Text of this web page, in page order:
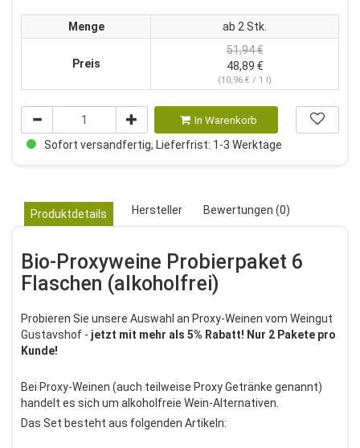
Menge ab 2 Stk.
Preis
51,94 €
48,89 €
(10,96 € / 1 l)
In Warenkorb
Sofort versandfertig, Lieferfrist: 1-3 Werktage
Produktdetails Hersteller Bewertungen (0)
Bio-Proxyweine Probierpaket 6
Flaschen (alkoholfrei)
Probieren Sie unsere Auswahl an Proxy-Weinen vom Weingut
Gustavshof - jetzt mit mehr als 5% Rabatt! Nur 2 Pakete pro
Kunde!
Bei Proxy-Weinen (auch teilweise Proxy Getränke genannt)
handelt es sich um alkoholfreie Wein-Alternativen.
Das Set besteht aus folgenden Artikeln: